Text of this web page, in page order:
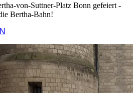
von-Suttner-Platz Bonn gefeiert -
Bertha-Bahn!